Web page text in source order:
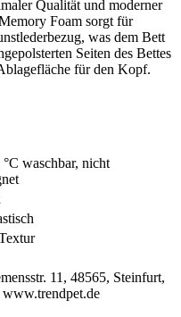
Qualität und moderner
Foam sorgt für
was dem Bett
Seiten des Bettes
für den Kopf.
waschbar, nicht
11, 48565, Steinfurt,